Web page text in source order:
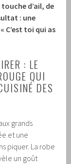
d’ail, de
: une
C’est toi qui as
: LE
QUI
DES
grands
et une
piquer. La robe
un goût